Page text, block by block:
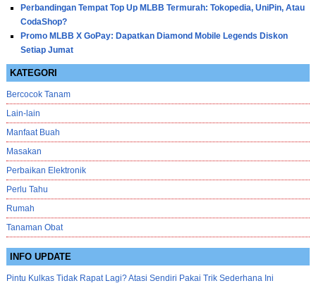
Perbandingan Tempat Top Up MLBB Termurah: Tokopedia, UniPin, Atau
CodaShop?
Promo MLBB X GoPay: Dapatkan Diamond Mobile Legends Diskon
Setiap Jumat
KATEGORI
Bercocok Tanam
Lain-lain
Manfaat Buah
Masakan
Perbaikan Elektronik
Perlu Tahu
Rumah
Tanaman Obat
INFO UPDATE
Pintu Kulkas Tidak Rapat Lagi? Atasi Sendiri Pakai Trik Sederhana Ini